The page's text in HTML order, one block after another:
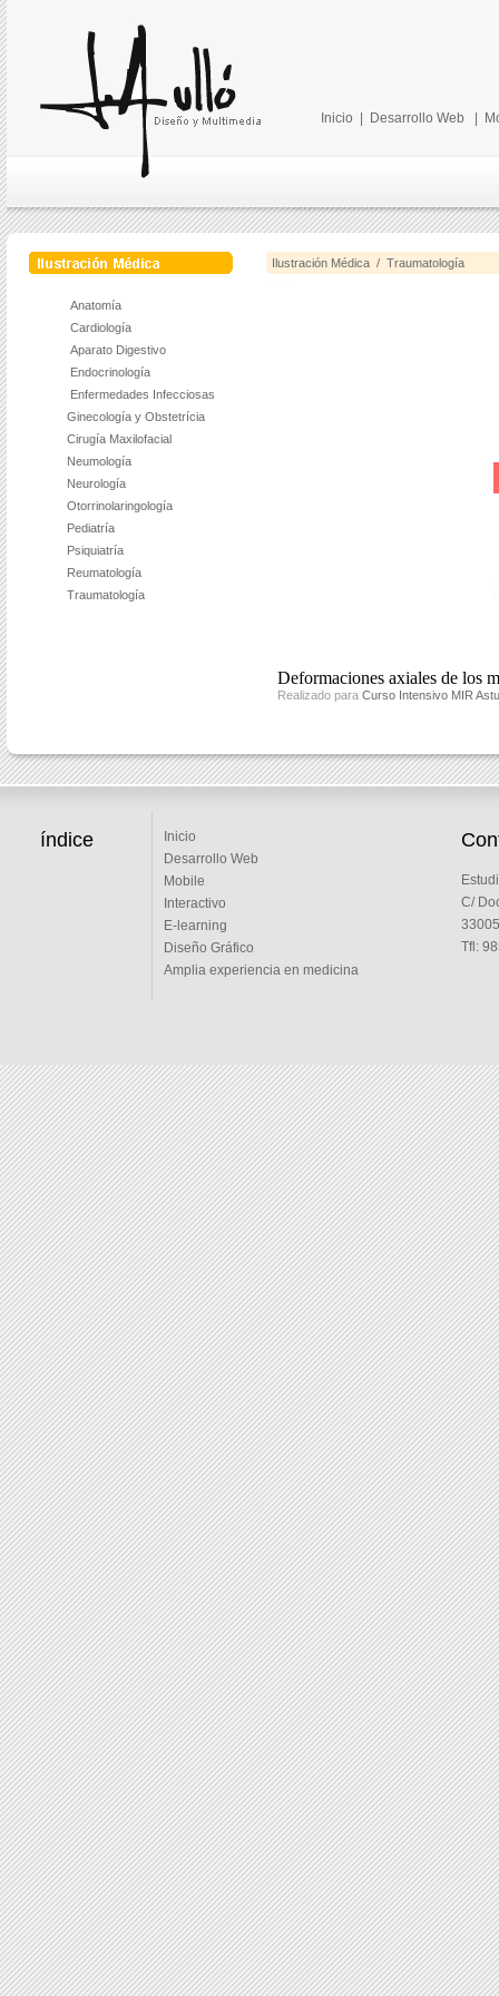
Inicio Desarrollo Web
Anatomía
Cardiología
Aparato Digestivo
Endocrinología
Enfermedades Infecciosas
Ginecología y Obstetrícia
Cirugía Maxilofacial
Neumología
Neurología
Otorrinolaringología
Pediatría
Psiquiatría
Reumatología
Traumatología
Ilustración Médica / Traumatología
Deformaciones axiales de los
Realizado para Curso Intensivo MIR
índice
Inicio
Desarrollo Web
Mobile
Interactivo
E-learning
Diseño Gráfico
Amplia experiencia en medicina
C/
Tfl: